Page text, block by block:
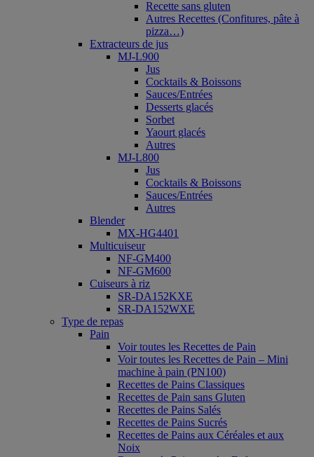
Recette sans gluten
Autres Recettes (Confitures, pâte à
pizza…)
Extracteurs de jus
MJ-L900
Jus
Cocktails & Boissons
Sauces/Entrées
Desserts glacés
Sorbet
Yaourt glacés
Autres
MJ-L800
Jus
Cocktails & Boissons
Sauces/Entrées
Autres
Blender
MX-HG4401
Multicuiseur
NF-GM400
NF-GM600
Cuiseurs à riz
SR-DA152KXE
SR-DA152WXE
Type de repas
Pain
Voir toutes les Recettes de Pain
Voir toutes les Recettes de Pain – Mini
machine à pain (PN100)
Recettes de Pains Classiques
Recettes de Pain sans Gluten
Recettes de Pains Salés
Recettes de Pains Sucrés
Recettes de Pains aux Céréales et aux
Noix